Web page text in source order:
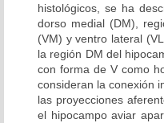
histológicos, se ha
dorso medial (DM),
(VM) y ventro lateral
la región DM del
con forma de V como
consideran la conexión
las proyecciones
el hipocampo aviar